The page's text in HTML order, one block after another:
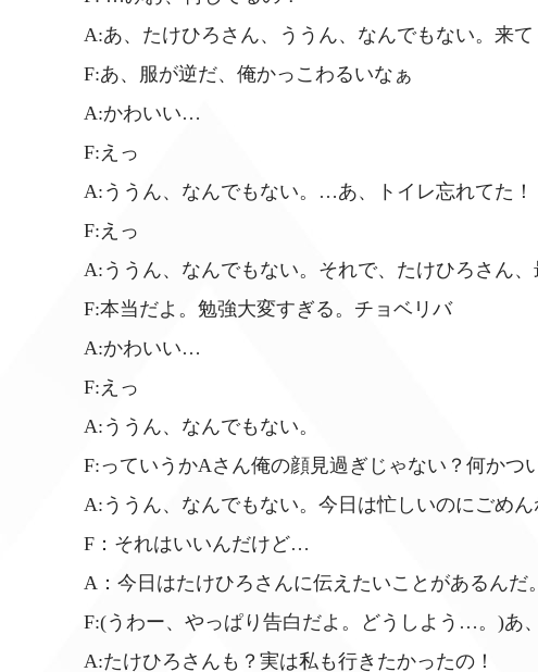
A:あ、たけひろさん、ううん、なんでもない。
F:あ、服が逆だ、俺かっこわるいなぁ
A:かわいい…
F:えっ
A:ううん、なんでもない。…あ、トイレ忘れてた！
F:えっ
A:ううん、なんでもない。それで、たけひろさん、
F:本当だよ。勉強大変すぎる。チョベリバ
A:かわいい…
F:えっ
A:ううん、なんでもない。
F:っていうかAさん俺の顔見過ぎじゃない？何かつ
A:ううん、なんでもない。今日は忙しいのにごめん
F：それはいいんだけど…
A：今日はたけひろさんに伝えたいことがあるんだ。
F:(うわー、やっぱり告白だよ。どうしよう…。)あ
A:たけひろさんも？実は私も行きたかったの！